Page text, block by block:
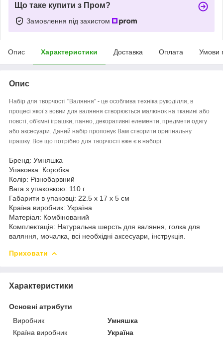
Що таке купити з Пром?
Замовлення під захистом
Опис Характеристики Доставка Оплата Умови
Опис
Набір для творчості "Валяння" - це особлива техніка рукоділля, в
процесі якої з вовни для валяння створюється малюнок на тканині або
повсті, об'ємні іграшки, панно, декоративні елементи, предмети одягу
або аксесуари. Даний набір пропонує Вам створити оригінальну
іграшку. Все що потрібно для творчості вже є в наборі.
Бренд: Умняшка
Упаковка: Коробка
Колір: Різнобарвний
Вага з упаковкою: 110 г
Габарити в упаковці: 22.5 x 17 x 5 см
Країна виробник: Україна
Матеріал: Комбінований
Комплектація: Натуральна шерсть для валяння, голка для
валяння, мочалка, всі необхідні аксесуари, інструкція.
Приховати
Характеристики
Основні атрибути
Виробник
Умняшка
Країна виробник
Україна